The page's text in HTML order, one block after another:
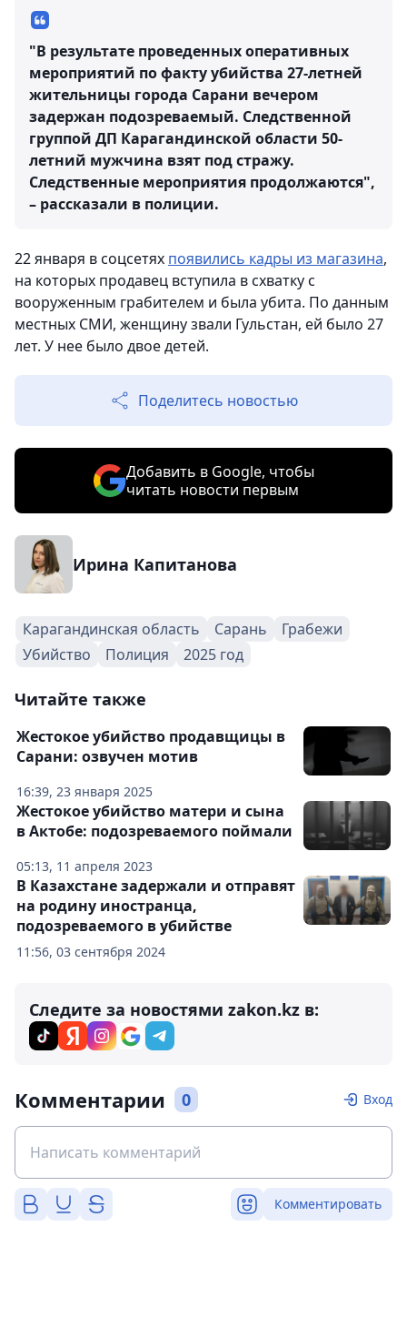
"В результате проведенных оперативных
мероприятий по факту убийства 27-летней
жительницы города Сарани вечером
задержан подозреваемый. Следственной
группой ДП Карагандинской области 50-
летний мужчина взят под стражу.
Следственные мероприятия продолжаются",
– рассказали в полиции.
22 января в соцсетях появились кадры из магазина,
на которых продавец вступила в схватку с
вооруженным грабителем и была убита. По данным
местных СМИ, женщину звали Гульстан, ей было 27
лет. У нее было двое детей.
Поделитесь новостью
Добавить в Google, чтобы
читать новости первым
Ирина Капитанова
Карагандинская область Сарань
Грабежи
Убийство
Полиция 2025 год
Читайте также
16:39, 23 января 2025
Жестокое убийство продавщицы в
Сарани: озвучен мотив
05:13, 11 апреля 2023
Жестокое убийство матери и сына
в Актобе: подозреваемого поймали
11:56, 03 сентября 2024
В Казахстане задержали и отправят
на родину иностранца,
подозреваемого в убийстве
Следите за новостями zakon.kz в:
Комментарии 0 Вход
Комментировать